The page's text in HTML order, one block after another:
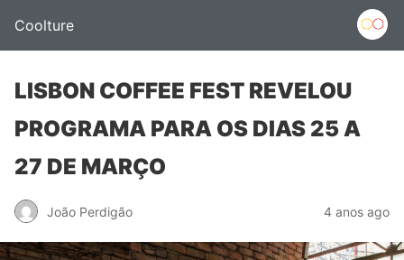
Coolture
LISBON COFFEE FEST REVELOU
PROGRAMA PARA OS DIAS 25 A
27 DE MARÇO
João Perdigão 4 anos ago